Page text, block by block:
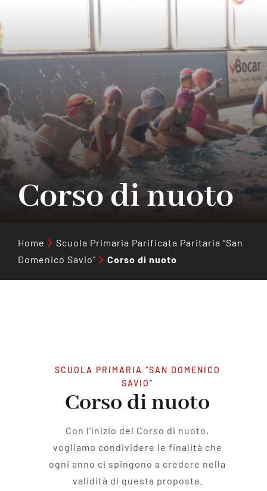
Notizie
Contatti
Corso di nuoto
Home
Scuola Primaria Parificata Paritaria “San
Domenico Savio”
Corso di nuoto
SCUOLA PRIMARIA “SAN DOMENICO
SAVIO”
Corso di nuoto
Con l’inizio del Corso di nuoto,
vogliamo condividere le finalità che
ogni anno ci spingono a credere nella
validità di questa proposta.